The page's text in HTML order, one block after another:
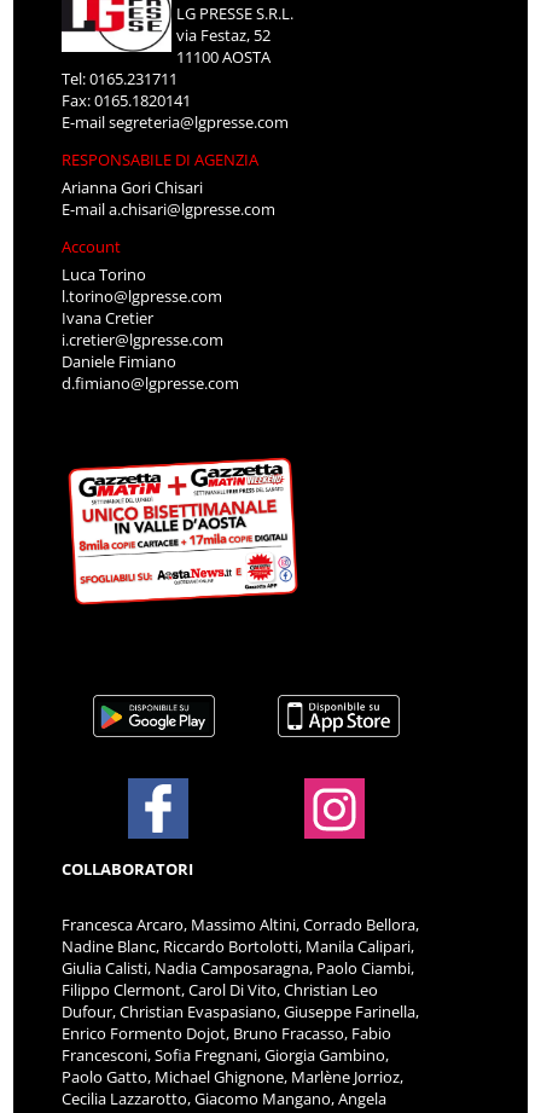
LG PRESSE S.R.L.
via Festaz, 52
11100 AOSTA
Tel: 0165.231711
Fax: 0165.1820141
E-mailsegreteria@lgpresse.com
RESPONSABILE DI AGENZIA
Arianna Gori Chisari
E-maila.chisari@lgpresse.com
Account
Luca Torino
l.torino@lgpresse.com
Ivana Cretier
i.cretier@lgpresse.com
Daniele Fimiano
d.fimiano@lgpresse.com
COLLABORATORI
Francesca Arcaro, Massimo Altini, Corrado Bellora,
Nadine Blanc, Riccardo Bortolotti, Manila Calipari,
Giulia Calisti, Nadia Camposaragna, Paolo Ciambi,
Filippo Clermont, Carol Di Vito, Christian Leo
Dufour, Christian Evaspasiano, Giuseppe Farinella,
Enrico Formento Dojot, Bruno Fracasso, Fabio
Francesconi, Sofia Fregnani, Giorgia Gambino,
Paolo Gatto, Michael Ghignone, Marlène Jorrioz,
Cecilia Lazzarotto, Giacomo Mangano, Angela